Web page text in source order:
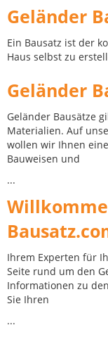
Geländer
Ein Bausatz ist der
Haus selbst zu
Geländer
Geländer Bausätze
Materialien. Auf
wollen wir Ihnen
Bauweisen und
...
Ihrem Experten für
Seite rund um den
Informationen zu
Sie Ihren
...